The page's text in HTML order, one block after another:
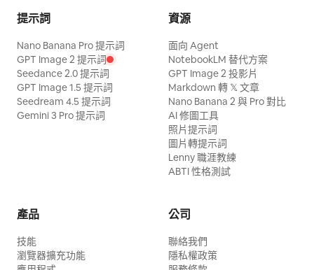
完全站定摆拍。
色层次，画面有流动感、氛围感和空间感。
Prompt 07｜新郎主导坐姿图
请生成一张 新郎存在感很强的明制双人婚纱照。
场景为婚房正式内景，背景有喜字中堂、红帷幔、明式桌案
板，气质沉稳、清俊、有主导感。
新娘站在他身侧或略靠近他的位置，穿凤冠霞帔，手持团
扇，身体微微朝向新郎。
提示詞
Nano Banana Pro 提示詞
GPT Image 2 提示詞
Seedance 2.0 提示詞
GPT Image 1.5 提示詞
Seedream 4.5 提示詞
Gemini 3 Pro 提示詞
資源
面向 Agent
NotebookLM 替代方案
GPT Image 2 投影片
Markdown 轉 𝕏 文章
Nano Banana 2 與 Pro 對比
AI 修圖工具
照片提示詞
圖片轉提示詞
Lenny 職涯教練
ABTI 性格測試
產品
技能
瀏覽器擴充功能
公司
聯絡我們
隱私權政策